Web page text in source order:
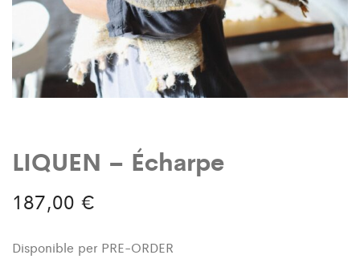
LIQUEN – Écharpe
187,00 €
Disponible per PRE-ORDER